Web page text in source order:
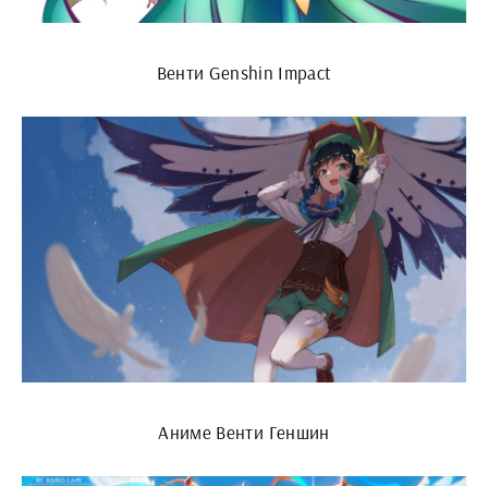
Венти Genshin Impact
Аниме Венти Геншин